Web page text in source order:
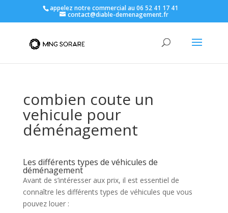
appelez notre commercial au 06 52 41 17 41
contact@diable-demenagement.fr
combien coute un
vehicule pour
déménagement
Les différents types de véhicules de
déménagement
Avant de s’intéresser aux prix, il est essentiel de
connaître les différents types de véhicules que vous
pouvez louer :